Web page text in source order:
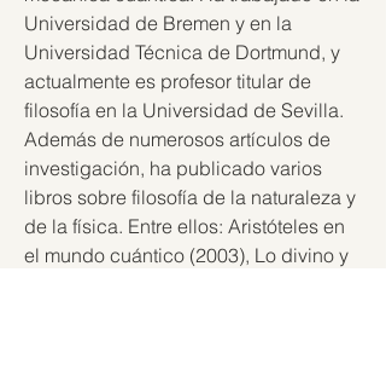
Universidad de Bremen y en la
Universidad Técnica de Dortmund, y
actualmente es profesor titular de
filosofía en la Universidad de Sevilla.
Además de numerosos artículos de
investigación, ha publicado varios
libros sobre filosofía de la naturaleza y
de la física. Entre ellos: Aristóteles en
el mundo cuántico (2003), Lo divino y